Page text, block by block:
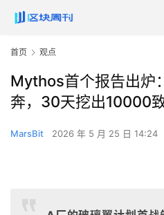
首页 观点
Mythos首个报告出炉
奔，30天挖出10000
MarsBit 2026 年 5 月 25 日 14:24